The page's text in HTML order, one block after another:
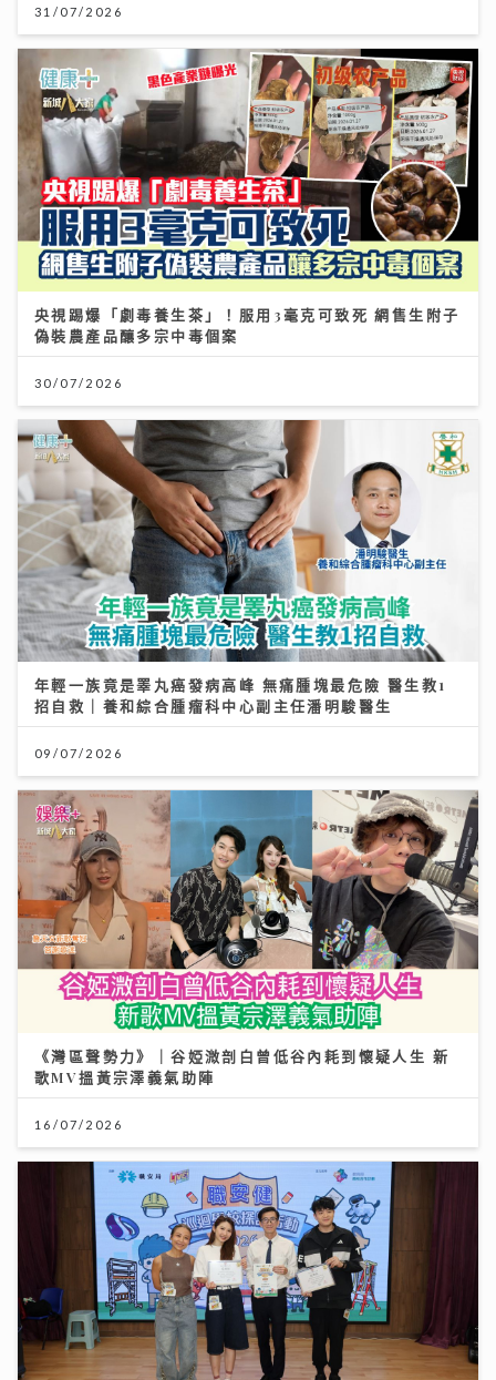
31/07/2026
央視踢爆「劇毒養生茶」！服用3毫克可致死 網售生附子
偽裝農產品釀多宗中毒個案
30/07/2026
年輕一族竟是睪丸癌發病高峰 無痛腫塊最危險 醫生教1
招自救｜養和綜合腫瘤科中心副主任潘明駿醫生
09/07/2026
《灣區聲勢力》｜谷婭溦剖白曾低谷內耗到懷疑人生 新
歌MV搵黃宗澤義氣助陣
16/07/2026